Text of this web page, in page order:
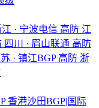
江 · 宁波电信 高防 江
四川 · 眉山联通 高防
· 镇江BGP 高防 浙
香港沙田BGP|国际